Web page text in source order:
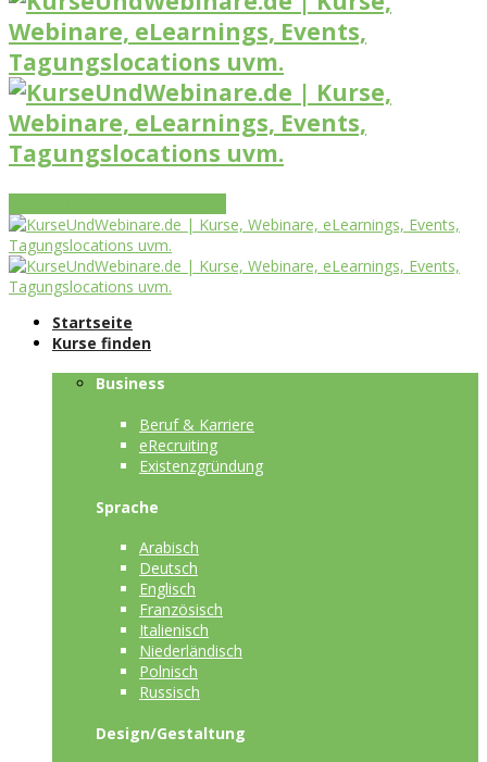
Startseite
Kurse finden
Business
Beruf & Karriere
eRecruiting
Existenzgründung
Sprache
Arabisch
Deutsch
Englisch
Französisch
Italienisch
Niederländisch
Polnisch
Russisch
Design/Gestaltung